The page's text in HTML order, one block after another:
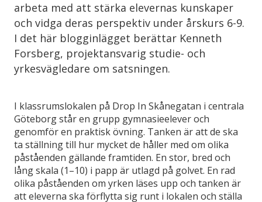
arbeta med att stärka elevernas kunskaper
och vidga deras perspektiv under årskurs 6-9.
I det här blogginlägget berättar Kenneth
Forsberg, projektansvarig studie- och
yrkesvägledare om satsningen.
I klassrumslokalen på Drop In Skånegatan i centrala
Göteborg står en grupp gymnasieelever och
genomför en praktisk övning. Tanken är att de ska
ta ställning till hur mycket de håller med om olika
påståenden gällande framtiden. En stor, bred och
lång skala (1–10) i papp är utlagd på golvet. En rad
olika påståenden om yrken läses upp och tanken är
att eleverna ska förflytta sig runt i lokalen och ställa